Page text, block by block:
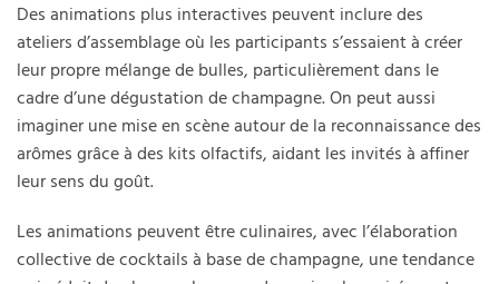
Des animations plus interactives peuvent inclure des
ateliers d’assemblage où les participants s’essaient à créer
leur propre mélange de bulles, particulièrement dans le
cadre d’une dégustation de champagne. On peut aussi
imaginer une mise en scène autour de la reconnaissance des
arômes grâce à des kits olfactifs, aidant les invités à affiner
leur sens du goût.
Les animations peuvent être culinaires, avec l’élaboration
collective de cocktails à base de champagne, une tendance